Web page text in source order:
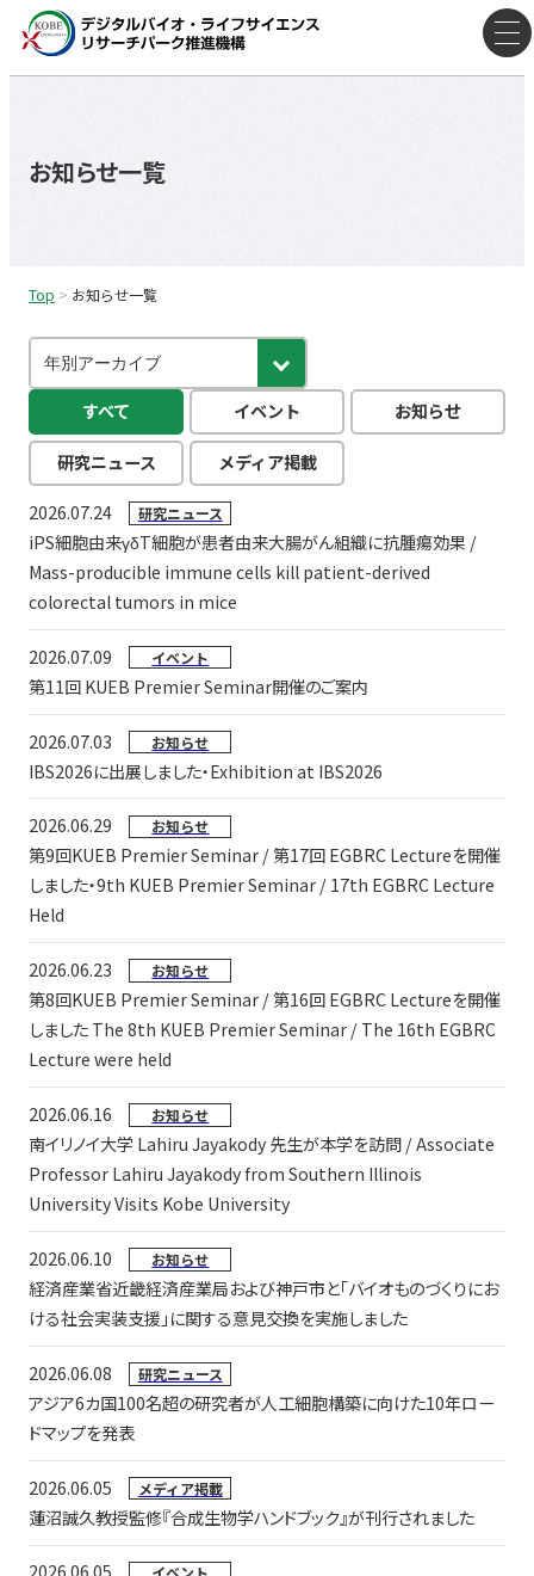
コ
お知らせ一覧
Top > お知らせ一覧
すべて イベント お知らせ
研究ニュース メディア掲載
2026.07.24 研究ニュース
iPS細胞由来γδT細胞が患者由来大腸がん組織に抗腫瘍効果 /
Mass-producible immune cells kill patient-derived
colorectal tumors in mice
2026.07.09 イベント
第11回 KUEB Premier Seminar開催のご案内
2026.07.03 お知らせ
IBS2026に出展しました・Exhibition at IBS2026
2026.06.29 お知らせ
第9回KUEB Premier Seminar / 第17回 EGBRC Lectureを開催
しました・9th KUEB Premier Seminar / 17th EGBRC Lecture
Held
2026.06.23 お知らせ
第8回KUEB Premier Seminar / 第16回 EGBRC Lectureを開催
しました The 8th KUEB Premier Seminar / The 16th EGBRC
Lecture were held
2026.06.16 お知らせ
南イリノイ大学 Lahiru Jayakody 先生が本学を訪問 / Associate
Professor Lahiru Jayakody from Southern Illinois
University Visits Kobe University
2026.06.10 お知らせ
経済産業省近畿経済産業局および神戸市と「バイオものづくりにお
ける社会実装支援」に関する意見交換を実施しました
2026.06.08 研究ニュース
アジア6カ国100名超の研究者が人工細胞構築に向けた10年ロー
ドマップを発表
2026.06.05 メディア掲載
蓮沼誠久教授監修『合成生物学ハンドブック』が刊行されました